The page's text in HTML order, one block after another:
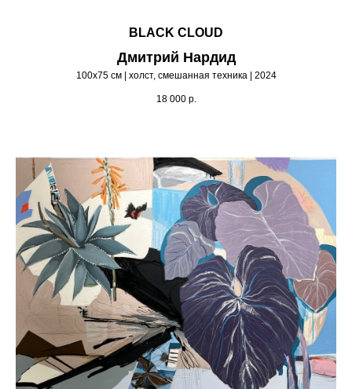
BLACK CLOUD
Дмитрий Нардид
100х75 см | холст, смешанная техника | 2024
18 000 р.